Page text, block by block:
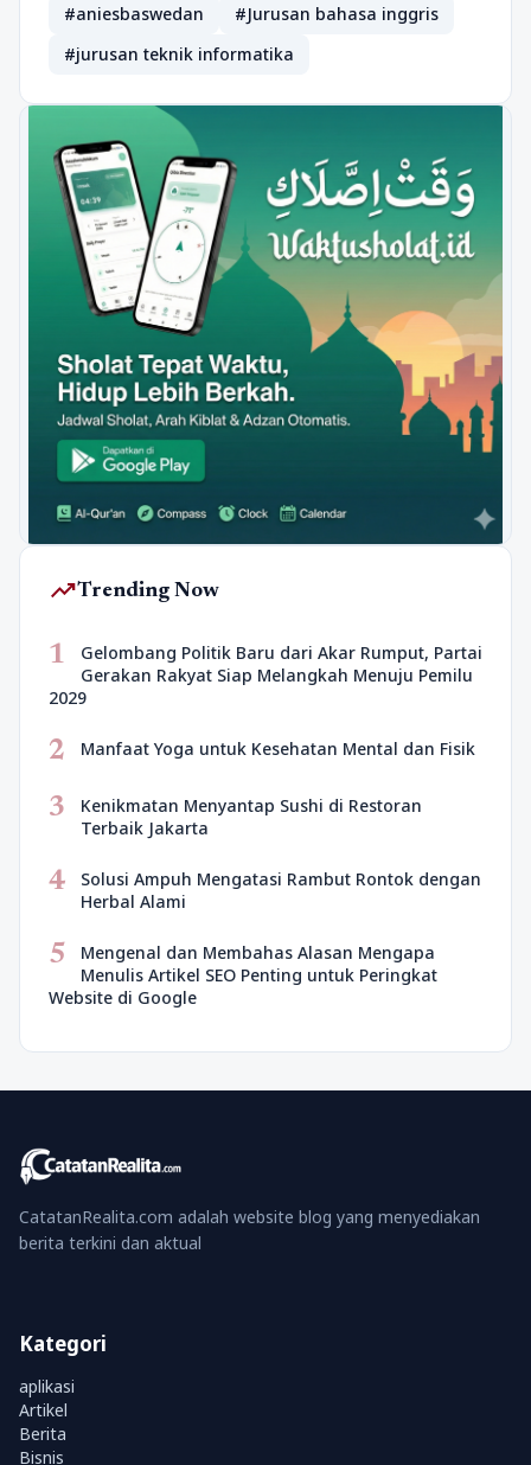
#aniesbaswedan
#Jurusan bahasa inggris
#jurusan teknik informatika
trending_upTrending Now
1
Gelombang Politik Baru dari Akar Rumput, Partai
Gerakan Rakyat Siap Melangkah Menuju Pemilu
2029
2 Manfaat Yoga untuk Kesehatan Mental dan Fisik
3
Kenikmatan Menyantap Sushi di Restoran
Terbaik Jakarta
4
Solusi Ampuh Mengatasi Rambut Rontok dengan
Herbal Alami
5
Mengenal dan Membahas Alasan Mengapa
Menulis Artikel SEO Penting untuk Peringkat
Website di Google
CatatanRealita.com adalah website blog yang menyediakan
berita terkini dan aktual
Kategori
aplikasi
Artikel
Berita
Bisnis